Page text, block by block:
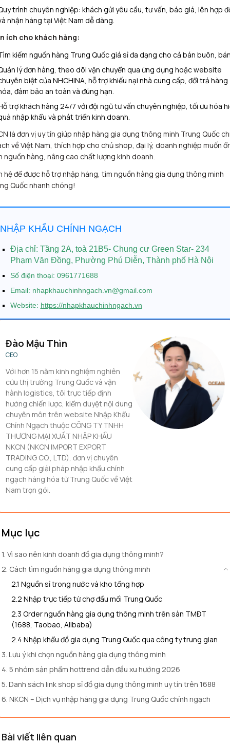
trình chuyên nghiệp: khách gửi yêu cầu, tư vấn, báo giá, lên hợp
nhận hàng tại Việt Nam dễ dàng.
ích cho khách hàng:
kiếm nguồn hàng Trung Quốc giá sỉ đa dạng cho cả bán buôn,
lý đơn hàng, theo dõi vận chuyển qua ứng dụng hoặc website
biệt của NHCHINA, hỗ trợ khiếu nại nhà cung cấp, đổi trả hàng
đảm bảo an toàn và đúng hạn.
trợ khách hàng 24/7 với đội ngũ tư vấn chuyên nghiệp, tối ưu hóa
nhập khẩu và phát triển kinh doanh.
là đơn vị uy tín giúp nhập hàng gia dụng thông minh Trung Quốc
về Việt Nam, thích hợp cho chủ shop, đại lý, doanh nghiệp muốn
nguồn hàng, nâng cao chất lượng kinh doanh.
hệ để được hỗ trợ nhập hàng, tìm nguồn hàng gia dụng thông minh
Quốc nhanh chóng!
NHẬP KHẨU CHÍNH NGẠCH
Địa chỉ: Tầng 2A, toà 21B5- Chung cư Green Star- 234
Phạm Văn Đồng, Phường Phú Diễn, Thành phố Hà Nội
Số điện thoại: 0961771688
Email: nhapkhauchinhngach.vn@gmail.com
Website: https://nhapkhauchinhngach.vn
Đào Mậu Thìn
CEO
Với hơn 15 năm kinh nghiệm nghiên
cứu thị trường Trung Quốc và vận
hành logistics, tôi trực tiếp định
hướng chiến lược, kiểm duyệt nội dung
chuyên môn trên website Nhập Khẩu
Chính Ngạch thuộc CÔNG TY TNHH
THƯƠNG MẠI XUẤT NHẬP KHẨU
NKCN (NKCN IMPORT EXPORT
TRADING CO., LTD), đơn vị chuyên
cung cấp giải pháp nhập khẩu chính
ngạch hàng hóa từ Trung Quốc về Việt
Nam trọn gói.
Mục lục
1. Vì sao nên kinh doanh đồ gia dụng thông minh?
2. Cách tìm nguồn hàng gia dụng thông minh
2.1 Nguồn sỉ trong nước và kho tổng hợp
2.2 Nhập trực tiếp từ chợ đầu mối Trung Quốc
2.3 Order nguồn hàng gia dụng thông minh trên sàn TMĐT
(1688, Taobao, Alibaba)
2.4 Nhập khẩu đồ gia dụng Trung Quốc qua công ty trung gian
3. Lưu ý khi chọn nguồn hàng gia dụng thông minh
4. 5 nhóm sản phẩm hottrend dẫn đầu xu hướng 2026
5. Danh sách link shop sỉ đồ gia dụng thông minh uy tín trên 1688
6. NKCN – Dịch vụ nhập hàng gia dụng Trung Quốc chính ngạch
Bài viết liên quan